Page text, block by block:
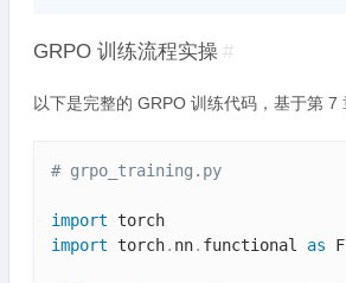
GRPO 训练流程实操 #
以下是完整的 GRPO 训练代码，基于第 7
# grpo_training.py
import
import torch. nn. functional as F